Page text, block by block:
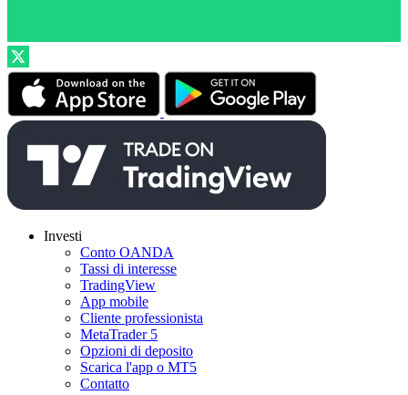
Investi
Conto OANDA
Tassi di interesse
TradingView
App mobile
Cliente professionista
MetaTrader 5
Opzioni di deposito
Scarica l'app o MT5
Contatto